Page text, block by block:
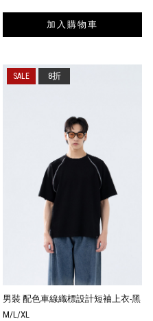
加入購物車
男裝 配色車線織標設計短袖上衣-黑
M/L/XL
8折